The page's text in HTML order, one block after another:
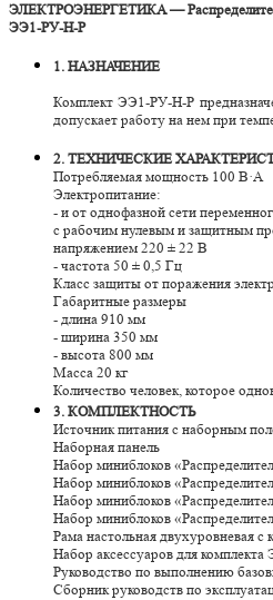
ЭЛЕКТРОЭНЕРГЕТИКА —
ЭЭ1-РУ-Н-Р
1. НАЗНАЧЕНИЕ
Комплект ЭЭ1-РУ-Н-Р
допускает работу на нем при
2. ТЕХНИЧЕСКИЕ
Потребляемая мощность 100 В·А
Электропитание:
- и от однофазной сети
с рабочим нулевым и защитным
напряжением 220 ± 22 В
- частота 50 ± 0,5 Гц
Класс защиты от поражения
Габаритные размеры
- длина 910 мм
- ширина 350 мм
- высота 800 мм
Масса 20 кг
Количество человек, которое
3. КОМПЛЕКТНОСТЬ
Источник питания с наборным
Наборная панель
Набор миниблоков
Набор миниблоков
Набор миниблоков
Набор миниблоков
Рама настольная двухуровневая с
Набор аксессуаров для
Руководство по выполнению
Сборник руководств по